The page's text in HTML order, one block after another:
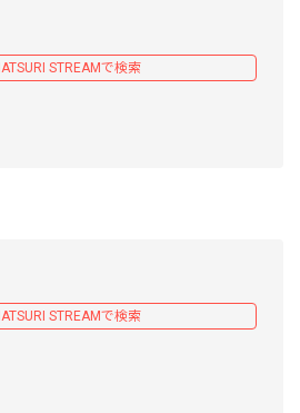
STREAMで検索
STREAMで検索